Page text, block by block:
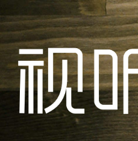
跳至内容